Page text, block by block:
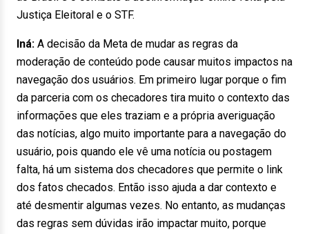
Justiça Eleitoral e o STF.
Iná: A decisão da Meta de mudar as regras da
moderação de conteúdo pode causar muitos impactos na
navegação dos usuários. Em primeiro lugar porque o fim
da parceria com os checadores tira muito o contexto das
informações que eles traziam e a própria averiguação
das notícias, algo muito importante para a navegação do
usuário, pois quando ele vê uma notícia ou postagem
falta, há um sistema dos checadores que permite o link
dos fatos checados. Então isso ajuda a dar contexto e
até desmentir algumas vezes. No entanto, as mudanças
das regras sem dúvidas irão impactar muito, porque